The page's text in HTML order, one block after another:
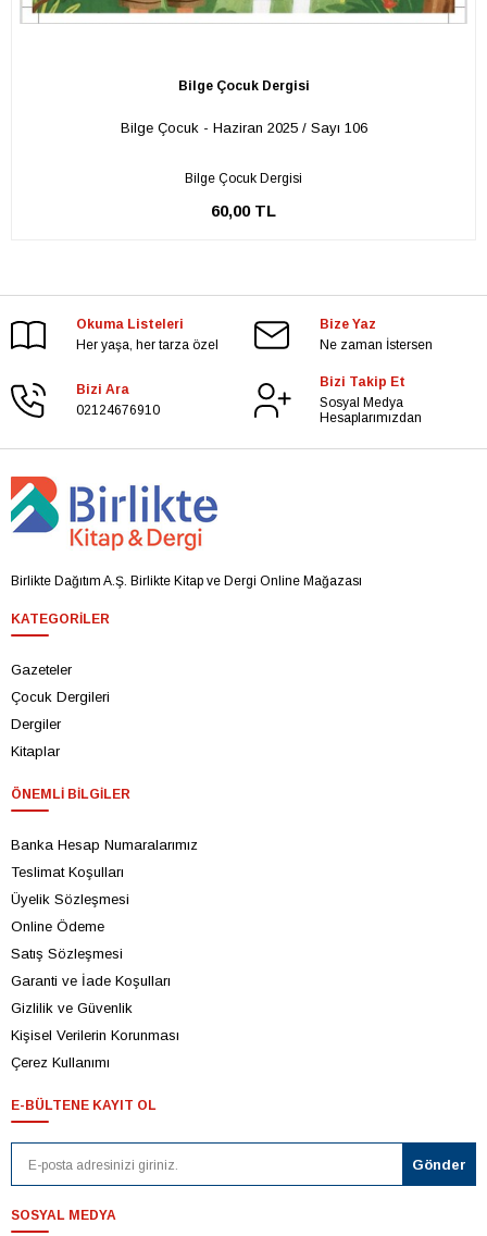
Bilge Çocuk Dergisi
Bilge Çocuk - Haziran 2025 / Sayı 106
Bilge Çocuk Dergisi
60,00 TL
Okuma Listeleri
Her yaşa, her tarza özel
Bize Yaz
Ne zaman İstersen
Bizi Ara
02124676910
Bizi Takip Et
Sosyal Medya
Hesaplarımızdan
Birlikte Dağıtım A.Ş. Birlikte Kitap ve Dergi Online Mağazası
KATEGORILER
Gazeteler
Çocuk Dergileri
Dergiler
Kitaplar
ÖNEMLI BILGILER
Banka Hesap Numaralarımız
Teslimat Koşulları
Üyelik Sözleşmesi
Online Ödeme
Satış Sözleşmesi
Garanti ve İade Koşulları
Gizlilik ve Güvenlik
Kişisel Verilerin Korunması
Çerez Kullanımı
E-BÜLTENE KAYIT OL
SOSYAL MEDYA